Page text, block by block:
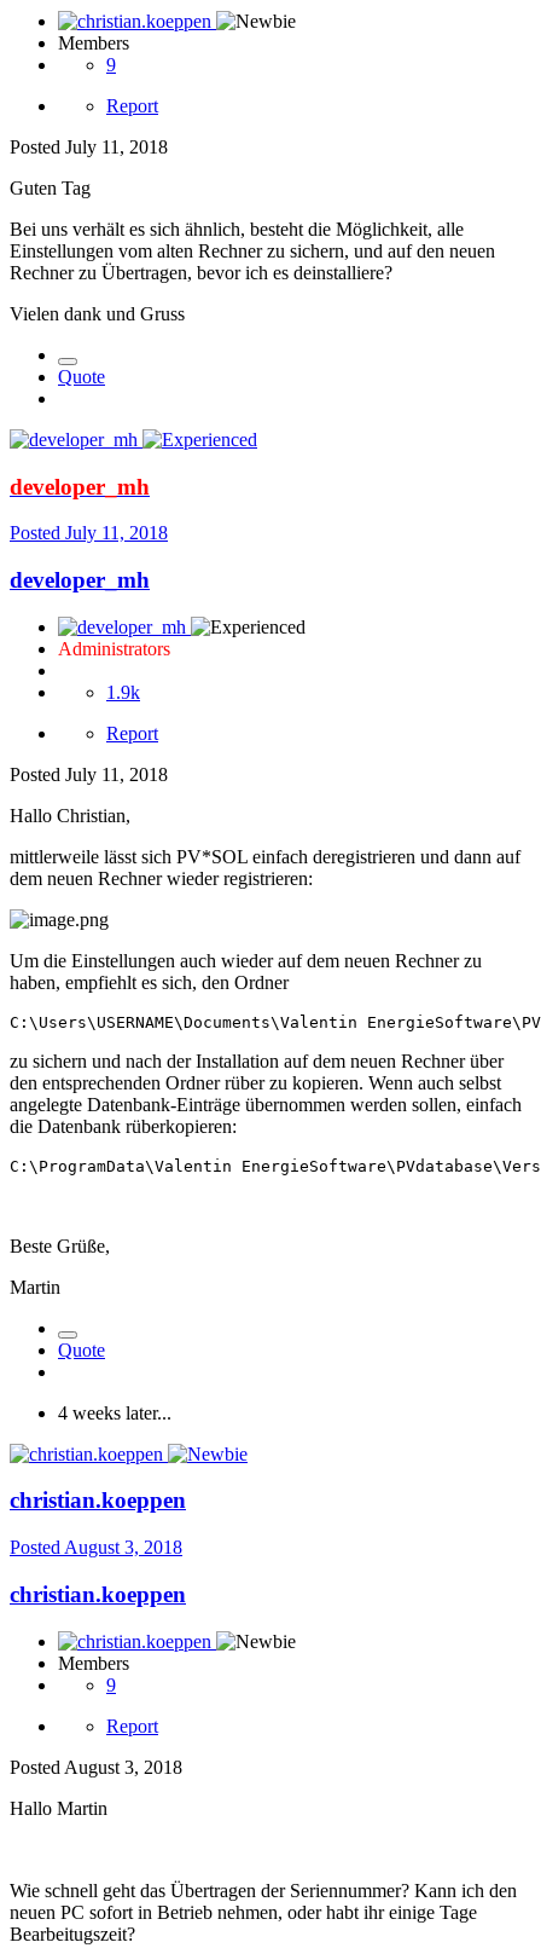
Members
9
Report
Posted July 11, 2018
Guten Tag
Bei uns verhält es sich ähnlich, besteht die Möglichkeit, alle
Einstellungen vom alten Rechner zu sichern, und auf den neuen
Rechner zu Übertragen, bevor ich es deinstalliere?
Vielen dank und Gruss
Quote
developer_mh
Posted July 11, 2018
developer_mh
Administrators
1.9k
Report
Posted July 11, 2018
Hallo Christian,
mittlerweile lässt sich PV*SOL einfach deregistrieren und dann auf
dem neuen Rechner wieder registrieren:
Um die Einstellungen auch wieder auf dem neuen Rechner zu
haben, empfiehlt es sich, den Ordner
C:\Users\USERNAME\Documents\Valentin
zu sichern und nach der Installation auf dem neuen Rechner über
den entsprechenden Ordner rüber zu kopieren. Wenn auch selbst
angelegte Datenbank-Einträge übernommen werden sollen, einfach
die Datenbank rüberkopieren:
C:\ProgramData\Valentin
Beste Grüße,
Martin
Quote
4 weeks later...
christian.koeppen
Posted August 3, 2018
christian.koeppen
Members
9
Report
Posted August 3, 2018
Hallo Martin
Wie schnell geht das Übertragen der Seriennummer? Kann ich den
neuen PC sofort in Betrieb nehmen, oder habt ihr einige Tage
Bearbeitugszeit?